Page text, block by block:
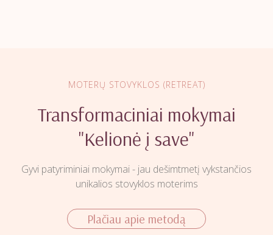
MOTERŲ STOVYKLOS (RETREAT)
Transformaciniai mokymai
"Kelionė į save"
Gyvi patyriminiai mokymai - jau dešimtmetį vykstančios
unikalios stovyklos moterims
Plačiau apie metodą